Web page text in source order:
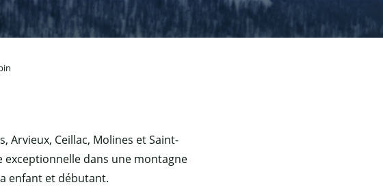
Arvieux, Ceillac, Molines et Saint-
exceptionnelle dans une montagne
enfant et débutant.